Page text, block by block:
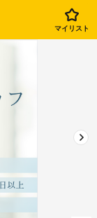
マイリスト